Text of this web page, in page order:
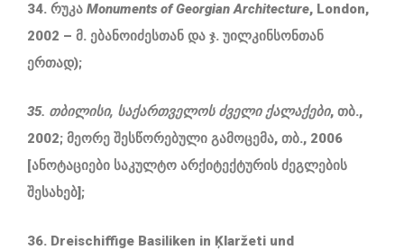
34. რუკა Monuments of Georgian Architecture, London,
2002 – მ. ებანოიძესთან და ჯ. უილკინსონთან
ერთად);
35. თბილისი, საქართველოს ძველი ქალაქები, თბ.,
2002; მეორე შესწორებული გამოცემა, თბ., 2006
[ანოტაციები საკულტო არქიტექტურის ძეგლების
შესახებ];
36. Dreischiffige Basiliken in Ķlaržeti und